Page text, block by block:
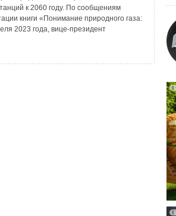
к 2060 году. По сообщениям
книги «Понимание природного газа:
2023 года, вице-президент